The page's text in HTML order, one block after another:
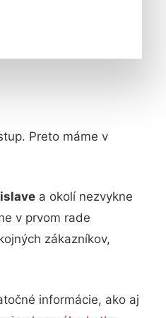
Preto máme v
a okolí nezvykne
v prvom rade
zákazníkov,
informácie, ako aj